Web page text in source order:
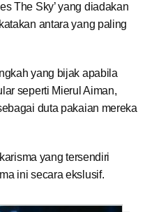
The Sky’ yang diadakan
antara yang paling
yang bijak apabila
seperti Mierul Aiman,
duta pakaian mereka
yang tersendiri
ini secara ekslusif.